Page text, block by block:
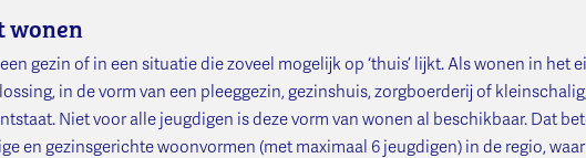
wonen
gezin of in een situatie die zoveel mogelijk op ‘thuis’ lijkt. Als wonen in het
in de vorm van een pleeggezin, gezinshuis, zorgboerderij of
Niet voor alle jeugdigen is deze vorm van wonen al beschikbaar. Dat
en gezinsgerichte woonvormen (met maximaal 6 jeugdigen) in de regio,